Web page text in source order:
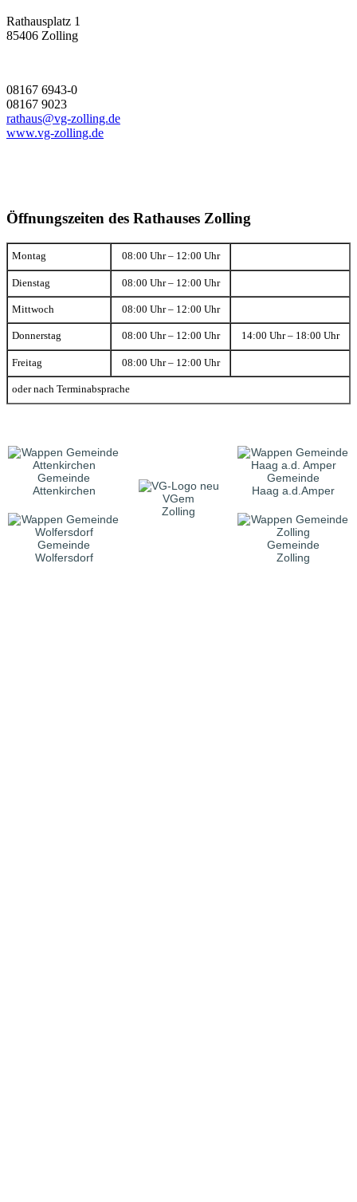
Rathausplatz 1
85406 Zolling
08167 6943-0
08167 9023
rathaus@vg-zolling.de
www.vg-zolling.de
Öffnungszeiten des Rathauses Zolling
Montag 08:00 Uhr – 12:00 Uhr
Dienstag 08:00 Uhr – 12:00 Uhr
Mittwoch 08:00 Uhr – 12:00 Uhr
Donnerstag 08:00 Uhr – 12:00 Uhr 14:00 Uhr – 18:00 Uhr
Freitag 08:00 Uhr – 12:00 Uhr
oder nach Terminabsprache
Gemeinde
Attenkirchen
VGem
Zolling
Gemeinde
Haag a.d.Amper
Gemeinde
Wolfersdorf
Gemeinde
Zolling